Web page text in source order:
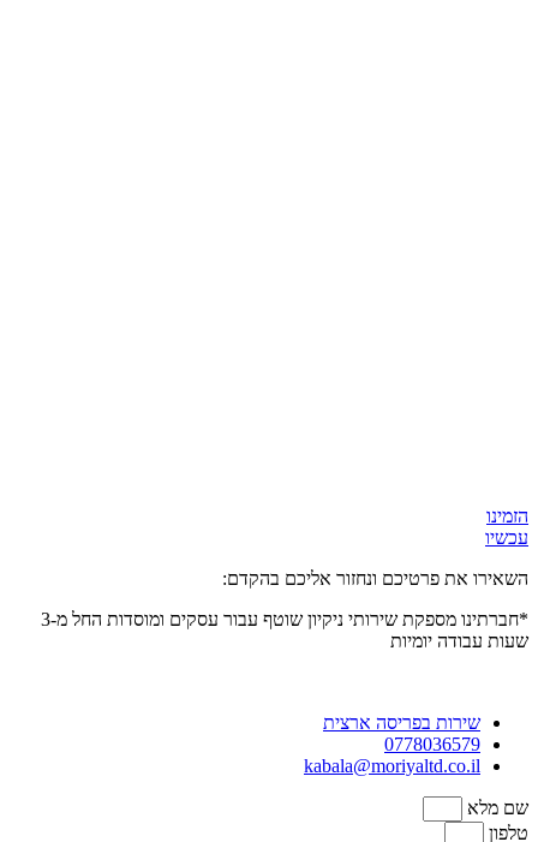
הזמינו
עכשיו
השאירו את פרטיכם ונחזור אליכם בהקדם:
*חברתינו מספקת שירותי ניקיון שוטף עבור עסקים ומוסדות
החל מ-3
שעות עבודה יומיות
שירות בפריסה ארצית
0778036579
kabala@moriyaltd.co.il
שם מלא
טלפון